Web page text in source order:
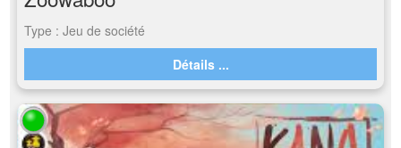
Type : Jeu de société
Détails ...